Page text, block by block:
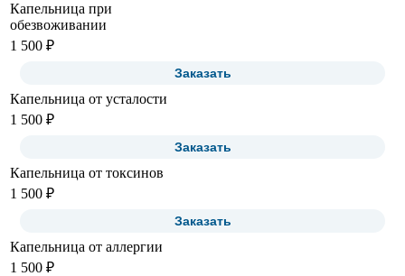
Капельница при
обезвоживании
1 500 ₽
Заказать
Капельница от усталости
1 500 ₽
Заказать
Капельница от токсинов
1 500 ₽
Заказать
Капельница от аллергии
1 500 ₽